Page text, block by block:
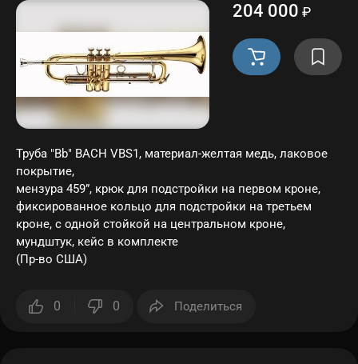
204 000 ₽
Труба "Bb" BACH VBS1, материал-желтая медь, лаковое
покрытие,
мензура 459”, крюк для подстройки на первом кроне,
фиксированное кольцо для подстройки на третьем
кроне, с одной стойкой на центральном кроне,
мундштук, кейс в комплекте
(Пр-во США)
0 0 Поделиться